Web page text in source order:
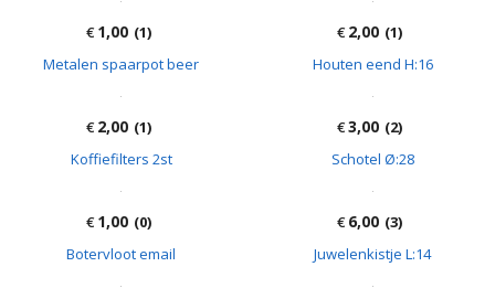
€1,00 (0)
€2,00 (2)
€3,00 (2)